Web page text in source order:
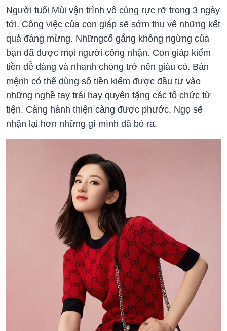
Người tuổi Mùi vận trình vô cùng rực rỡ trong 3 ngày
tới. Công việc của con giáp sẽ sớm thu về những kết
quả đáng mừng. Nhữngcố gắng không ngừng của
bạn đã được mọi người công nhận. Con giáp kiếm
tiền dễ dàng và nhanh chóng trở nên giàu có. Bản
mệnh có thể dùng số tiền kiếm được đầu tư vào
những nghề tay trái hay quyên tặng các tổ chức từ
tiện. Càng hành thiện càng được phước, Ngọ sẽ
nhận lại hơn những gì mình đã bỏ ra.